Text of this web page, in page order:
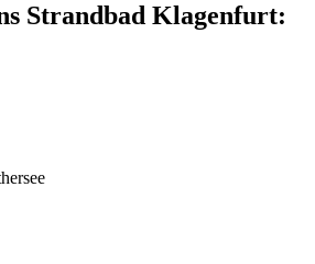
Strandbad Klagenfurt: